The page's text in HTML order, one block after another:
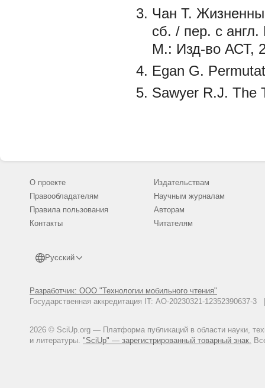
Чан Т.
сб. / пер. с
М.: Изд-во АСТ,
Egan G.
Sawyer R.J. The
О проекте
Правообладателям
Правила пользования
Контакты
Русский
Разработчик: ООО "Технологии мобильного чтения"
Государственная аккредитация IT: АО-20230321-
2026 © SciUp.org — Платформа публикаций в области науки,
и литературы. "SciUp" — зарегистрированный товарный знак.
Издательствам
Научным журналам
Авторам
Читателям